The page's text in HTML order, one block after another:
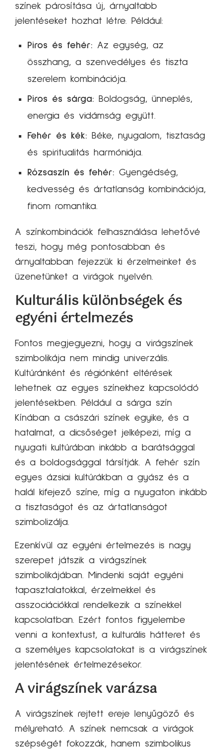
színek párosítása új, árnyaltabb
jelentéseket hozhat létre. Például:
Piros és fehér: Az egység, az
összhang, a szenvedélyes és tiszta
szerelem kombinációja.
Piros és sárga: Boldogság, ünneplés,
energia és vidámság együtt.
Fehér és kék: Béke, nyugalom, tisztaság
és spiritualitás harmóniája.
Rózsaszín és fehér: Gyengédség,
kedvesség és ártatlanság kombinációja,
finom romantika.
A színkombinációk felhasználása lehetővé
teszi, hogy még pontosabban és
árnyaltabban fejezzük ki érzelmeinket és
üzenetünket a virágok nyelvén.
Kulturális különbségek és
egyéni értelmezés
Fontos megjegyezni, hogy a virágszínek
szimbolikája nem mindig univerzális.
Kultúránként és régiónként eltérések
lehetnek az egyes színekhez kapcsolódó
jelentésekben. Például a sárga szín
Kínában a császári színek egyike, és a
hatalmat, a dicsőséget jelképezi, míg a
nyugati kultúrában inkább a barátsággal
és a boldogsággal társítják. A fehér szín
egyes ázsiai kultúrákban a gyász és a
halál kifejező színe, míg a nyugaton inkább
a tisztaságot és az ártatlanságot
szimbolizálja.
Ezenkívül az egyéni értelmezés is nagy
szerepet játszik a virágszínek
szimbolikájában. Mindenki saját egyéni
tapasztalatokkal, érzelmekkel és
asszociációkkal rendelkezik a színekkel
kapcsolatban. Ezért fontos figyelembe
venni a kontextust, a kulturális hátteret és
a személyes kapcsolatokat is a virágszínek
jelentésének értelmezésekor.
A virágszínek varázsa
A virágszínek rejtett ereje lenyűgöző és
mélyreható. A színek nemcsak a virágok
szépségét fokozzák, hanem szimbolikus